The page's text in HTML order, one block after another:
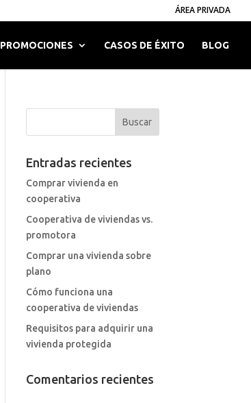
ÁREA PRIVADA
PROMOCIONES CASOS DE ÉXITO BLOG
Entradas recientes
Comprar vivienda en
cooperativa
Cooperativa de viviendas vs.
promotora
Comprar una vivienda sobre
plano
Cómo funciona una
cooperativa de viviendas
Requisitos para adquirir una
vivienda protegida
Comentarios recientes